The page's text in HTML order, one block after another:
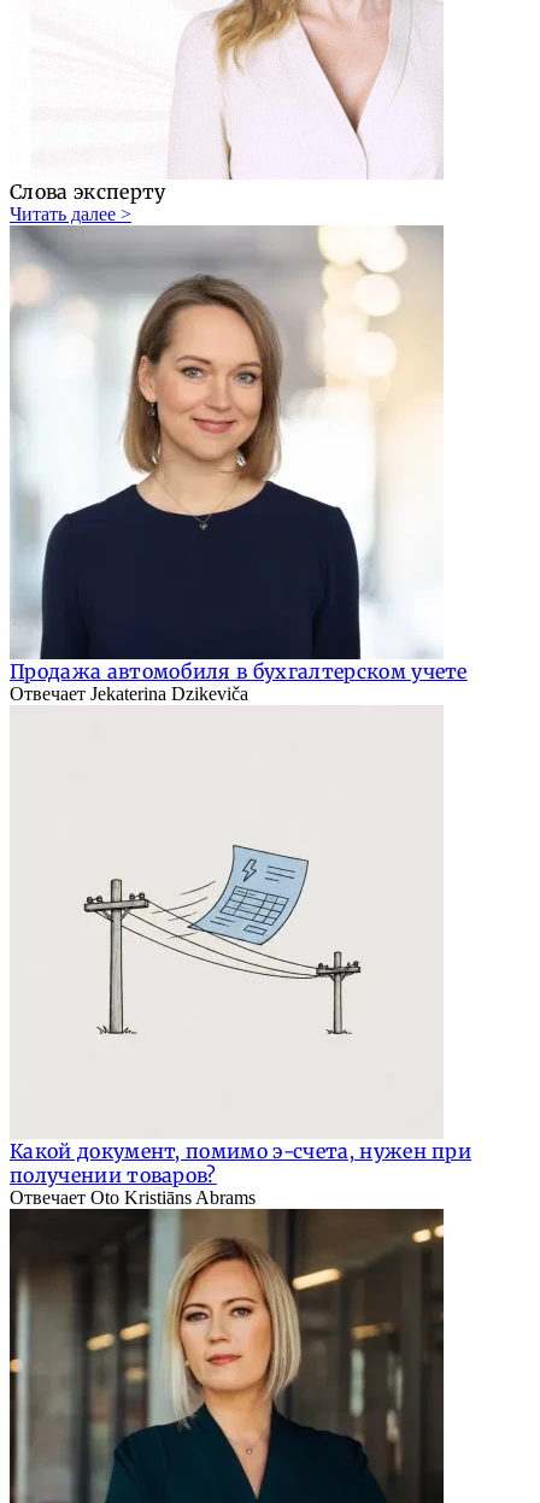
Слова эксперту
Читать далее >
Продажа автомобиля в бухгалтерском учете
Отвечает Jekaterina Dzikeviča
Какой документ, помимо э-счета, нужен при
получении товаров?
Отвечает Oto Kristiāns Abrams